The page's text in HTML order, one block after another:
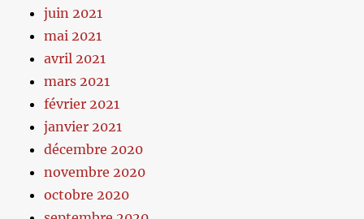
juin 2021
mai 2021
avril 2021
mars 2021
février 2021
janvier 2021
décembre 2020
novembre 2020
octobre 2020